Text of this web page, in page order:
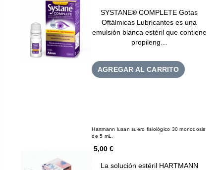
SYSTANE® COMPLETE Gotas
Oftálmicas Lubricantes es una
emulsión blanca estéril que contiene
propileng…
AGREGAR AL CARRITO
Hartmann lusan suero fisiológico 30 monodosis
de 5 mL.
5,00 €
La solución estéril HARTMANN